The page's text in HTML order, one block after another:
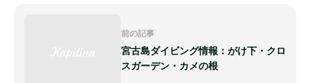
前の記事
宮古島ダイビング情報：がけ下・クロ
スガーデン・カメの根